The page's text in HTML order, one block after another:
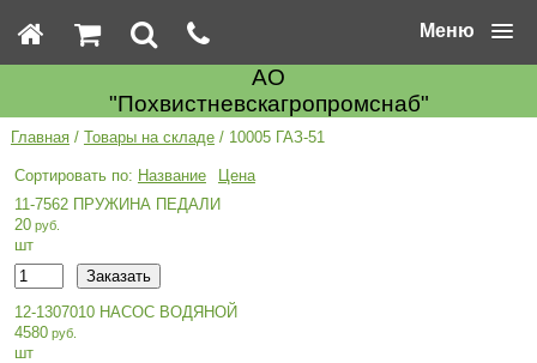
Меню
АО
"Похвистневскагропромснаб"
Главная/ Товары на складе/ 10005 ГАЗ-51
Название
Цена
11-7562 ПРУЖИНА ПЕДАЛИ
20
шт
12-1307010 НАСОС ВОДЯНОЙ
4580
шт